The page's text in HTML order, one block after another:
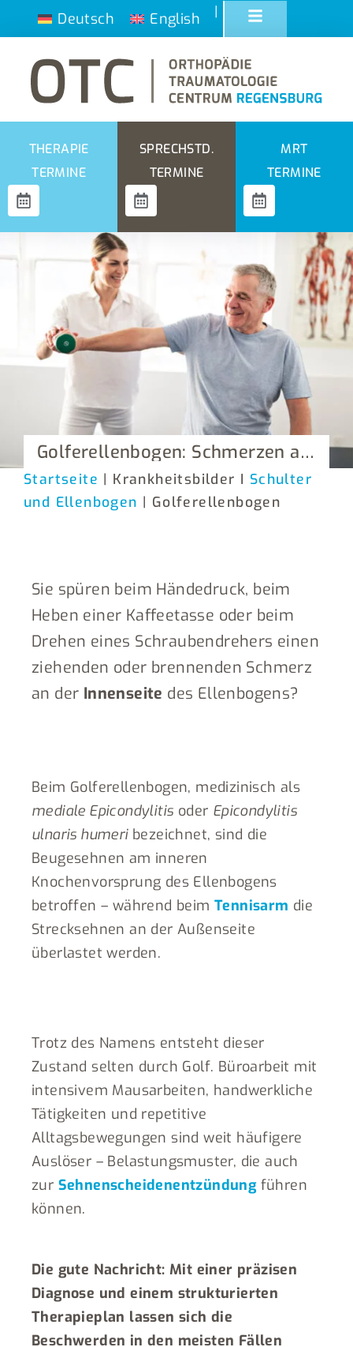
Deutsch English |
THERAPIE
TERMINE
SPRECHSTD.
TERMINE
MRT
TERMINE
Golferellenbogen: Schmerzen an der Innenseite des Ellenbogens verstehen und gezielt behandeln
Startseite | Krankheitsbilder I Schulter
und Ellenbogen | Golferellenbogen
Sie spüren beim Händedruck, beim
Heben einer Kaffeetasse oder beim
Drehen eines Schraubendrehers einen
ziehenden oder brennenden Schmerz
an der Innenseite des Ellenbogens?
Beim Golferellenbogen, medizinisch als
mediale Epicondylitis oder Epicondylitis
ulnaris humeribezeichnet, sind die
Beugesehnen am inneren
Knochenvorsprung des Ellenbogens
betroffen – während beim Tennisarm die
Strecksehnen an der Außenseite
überlastet werden.
Trotz des Namens entsteht dieser
Zustand selten durch Golf. Büroarbeit mit
intensivem Mausarbeiten, handwerkliche
Tätigkeiten und repetitive
Alltagsbewegungen sind weit häufigere
Auslöser – Belastungsmuster, die auch
zur Sehnenscheidenentzündungführen
können.
Die gute Nachricht: Mit einer präzisen
Diagnose und einem strukturierten
Therapieplan lassen sich die
Beschwerden in den meisten Fällen